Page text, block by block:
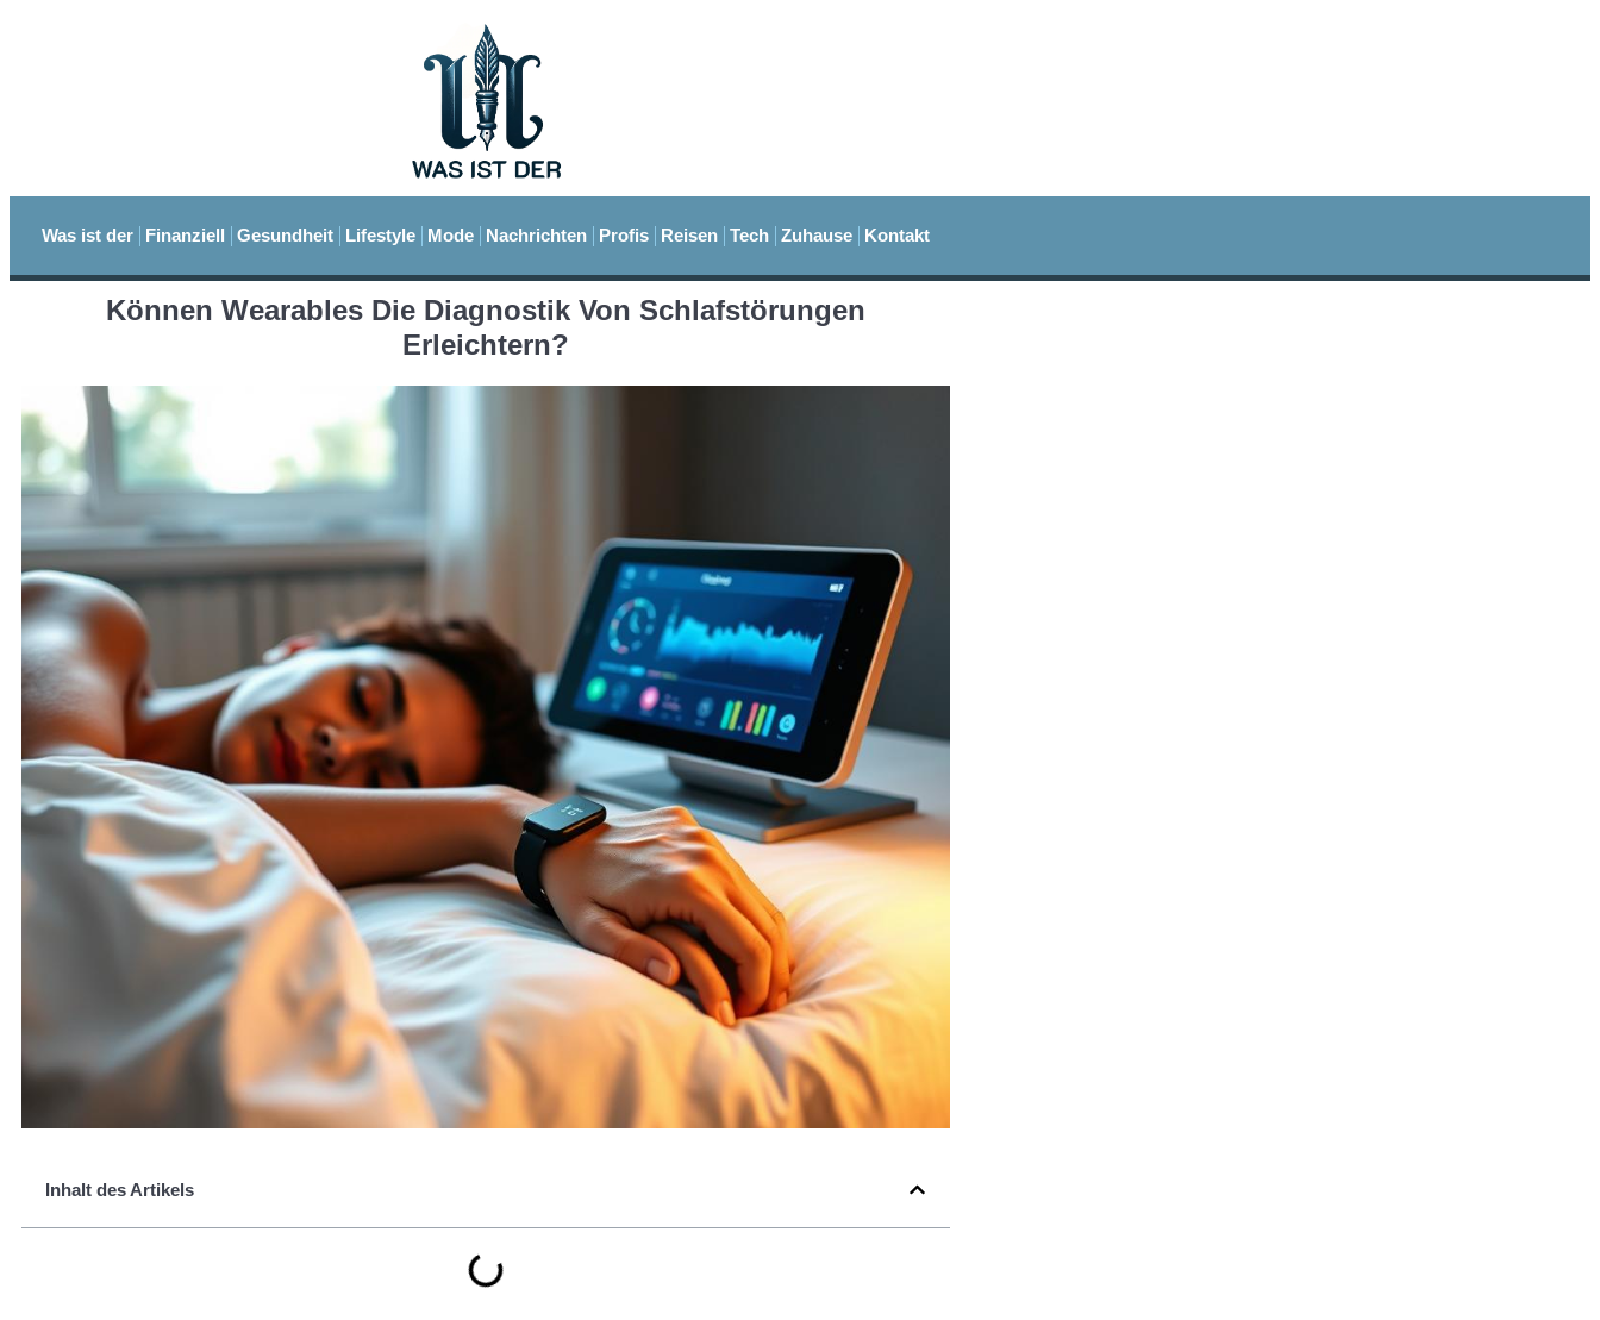
Was ist der Finanziell Gesundheit Lifestyle Mode Nachrichten Profis Reisen Tech Zuhause Kontakt
Können Wearables Die Diagnostik Von Schlafstörungen
Erleichtern?
Inhalt des Artikels